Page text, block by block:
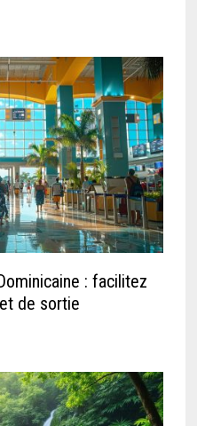
: facilitez
de sortie